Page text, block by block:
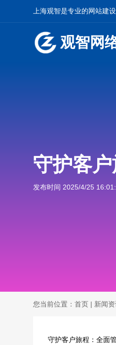
上海观智是专业的网站建
观智网
守护客
发布时间 2025/4/25
您当前位置：首页 | 新闻
守护客户旅程：全面